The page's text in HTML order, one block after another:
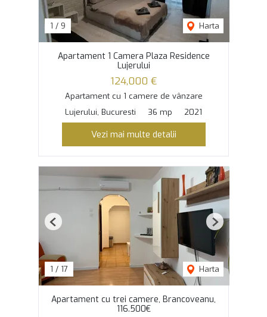
1 / 9 Harta
Apartament 1 Camera Plaza Residence
Lujerului
124,000 €
Apartament cu 1 camere de vânzare
Lujerului, Bucuresti
36 mp 2021
Vezi mai multe detalii
1 / 17 Harta
Previous Next
Apartament cu trei camere, Brancoveanu,
116.500€